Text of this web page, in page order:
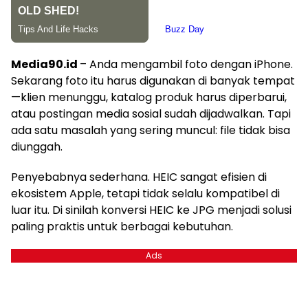
Media90.id – Anda mengambil foto dengan iPhone.
Sekarang foto itu harus digunakan di banyak tempat
—klien menunggu, katalog produk harus diperbarui,
atau postingan media sosial sudah dijadwalkan. Tapi
ada satu masalah yang sering muncul: file tidak bisa
diunggah.
Penyebabnya sederhana. HEIC sangat efisien di
ekosistem Apple, tetapi tidak selalu kompatibel di
luar itu. Di sinilah konversi HEIC ke JPG menjadi solusi
paling praktis untuk berbagai kebutuhan.
Ads